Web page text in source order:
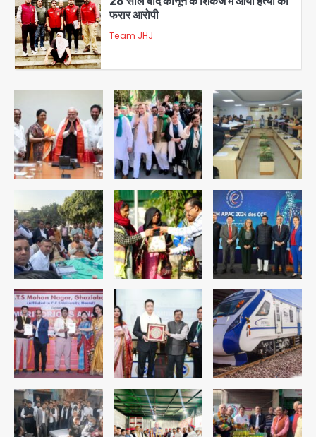
3
4
Team JHJ
5
रोहित चौधरी गैंग का कुख्यात बदमाश राजस्थान
से गिरफ्तार
Team JHJ
1
पुरा महादेव से बेटियों के स्वास्थ्य और सुरक्षा का
संदेश
Team JHJ
2
अब पहला स्थान हासिल करना लक्ष्य: डीएम